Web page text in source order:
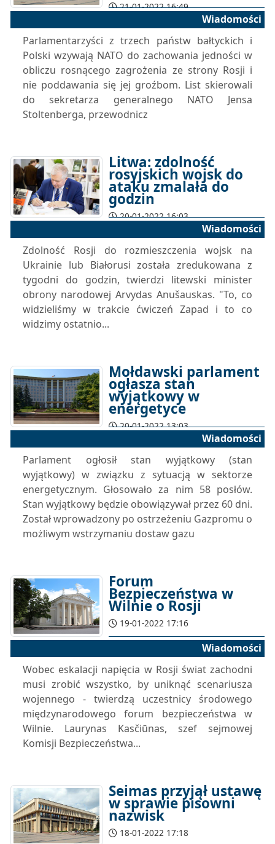
21-01-2022 16:49
Wiadomości
Parlamentarzyści z trzech państw bałtyckich i
Polski wzywają NATO do zachowania jedności w
obliczu rosnącego zagrożenia ze strony Rosji i
nie poddawania się jej groźbom. List skierowali
do sekretarza generalnego NATO Jensa
Stoltenberga, przewodnicz
Litwa: zdolność
rosyjskich wojsk do
ataku zmalała do
godzin
20-01-2022 16:03
Wiadomości
Zdolność Rosji do rozmieszczenia wojsk na
Ukrainie lub Białorusi została zredukowana z
tygodni do godzin, twierdzi litewski minister
obrony narodowej Arvydas Anušauskas. "To, co
widzieliśmy w trakcie ćwiczeń Zapad i to co
widzimy ostatnio...
Mołdawski parlament
ogłasza stan
wyjątkowy w
energetyce
20-01-2022 13:03
Wiadomości
Parlament ogłosił stan wyjątkowy (stan
wyjątkowy) w związku z sytuacją w sektorze
energetycznym. Głosowało za nim 58 posłów.
Stan wyjątkowy będzie obowiązywał przez 60 dni.
Został wprowadzony po ostrzeżeniu Gazpromu o
możliwym wstrzymaniu dostaw gazu
Forum
Bezpieczeństwa w
Wilnie o Rosji
19-01-2022 17:16
Wiadomości
Wobec eskalacji napięcia w Rosji świat zachodni
musi zrobić wszystko, by uniknąć scenariusza
wojennego - twierdzą uczestnicy środowego
międzynarodowego forum bezpieczeństwa w
Wilnie. Laurynas Kasčiūnas, szef sejmowej
Komisji Bezpieczeństwa...
Seimas przyjął ustawę
w sprawie pisowni
nazwisk
18-01-2022 17:18